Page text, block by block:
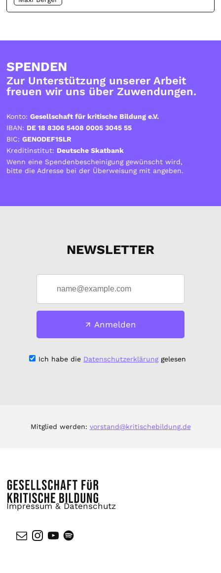
SPENDEN
Zur Unterstützung unserer Arbeit
freuen wir uns über Zuwendungen.
Konto:Gesellschaft für kritische Bildung e.V.
IBAN: DE 18 8306 5408 0005 3045 55
BIC:GENODEF1SLR
Kreditinstitut: Deutsche Skatbank
Wenn eine Spendenbescheinigung gewünscht wird,
bitte die Adresse bei der Überweisung mit angeben.
NEWSLETTER
Anmelden
Ich habe die Datenschutzerklärunggelesen
Mitglied werden: vorstand@kritischebildung.de
Impressum & Datenschutz